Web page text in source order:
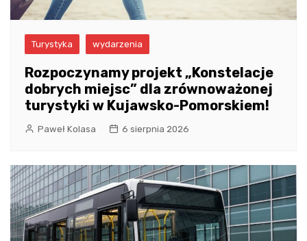
Turystyka wydarzenia
Rozpoczynamy projekt „Konstelacje
dobrych miejsc” dla zrównoważonej
turystyki w Kujawsko-Pomorskiem!
Paweł Kolasa 6 sierpnia 2026